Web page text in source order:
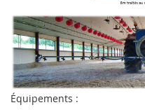
Équipements :